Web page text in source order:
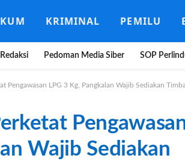
KRIMINAL PEMILU
Redaksi Pedoman Media Siber SOP
Pengawasan LPG 3 Kg, Pangkalan Wajib Sediakan
Wajib Sediakan